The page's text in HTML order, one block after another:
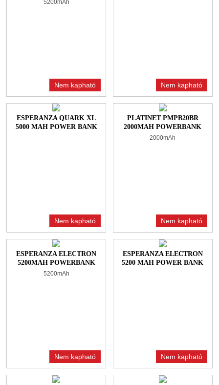
5200mAh
Nem kapható Nem kapható
ESPERANZA QUARK XL
5000 MAH POWER BANK
Nem kapható
PLATINET PMPB20BR
2000MAH POWERBANK
BLACK/RED
2000mAh
Nem kapható
ESPERANZA ELECTRON
5200MAH POWERBANK
WHITE/BLUE
5200mAh
Nem kapható
ESPERANZA ELECTRON
5200 MAH POWER BANK
Nem kapható